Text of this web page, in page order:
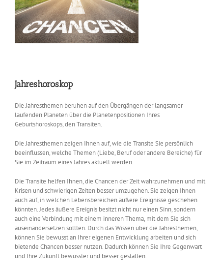
Jahreshoroskop
Die Jahresthemen beruhen auf den Übergängen der langsamer
laufenden Planeten über die Planetenpositionen Ihres
Geburtshoroskops, den Transiten.
Die Jahresthemen zeigen Ihnen auf, wie die Transite Sie persönlich
beeinflussen, welche Themen (Liebe, Beruf oder andere Bereiche) für
Sie im Zeitraum eines Jahres aktuell werden.
Die Transite helfen Ihnen, die Chancen der Zeit wahrzunehmen und mit
Krisen und schwierigen Zeiten besser umzugehen. Sie zeigen Ihnen
auch auf, in welchen Lebensbereichen äußere Ereignisse geschehen
könnten. Jedes äußere Ereignis besitzt nicht nur einen Sinn, sondern
auch eine Verbindung mit einem inneren Thema, mit dem Sie sich
auseinandersetzen sollten. Durch das Wissen über die Jahresthemen,
können Sie bewusst an Ihrer eigenen Entwicklung arbeiten und sich
bietende Chancen besser nutzen. Dadurch können Sie Ihre Gegenwart
und Ihre Zukunft bewusster und besser gestalten.